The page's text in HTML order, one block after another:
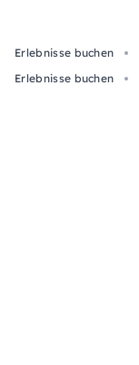
Erlebnisse buchen
Erlebnisse buchen